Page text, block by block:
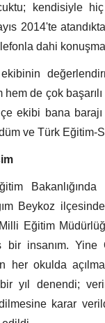
kendisiyle
2014'te
dahi
de çok
ekibi bana
ve Türk Eğitim-
Bakanlığında
Beykoz
Eğitim
bir insanım.
her okulda
yıl denendi;
karar